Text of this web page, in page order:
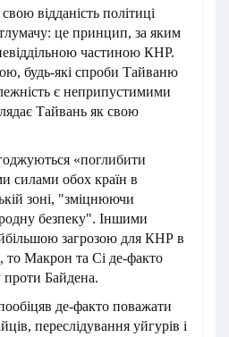
відданість політиці
це принцип, за яким
частиною КНР.
будь-які спроби Тайваню
є неприпустимими
Тайвань як свою
«поглибити
силами обох країн в
зоні, "зміцнюючи
безпеку". Іншими
загрозою для КНР в
Макрон та Сі де-факто
Байдена.
де-факто поважати
переслідування уйгурів і